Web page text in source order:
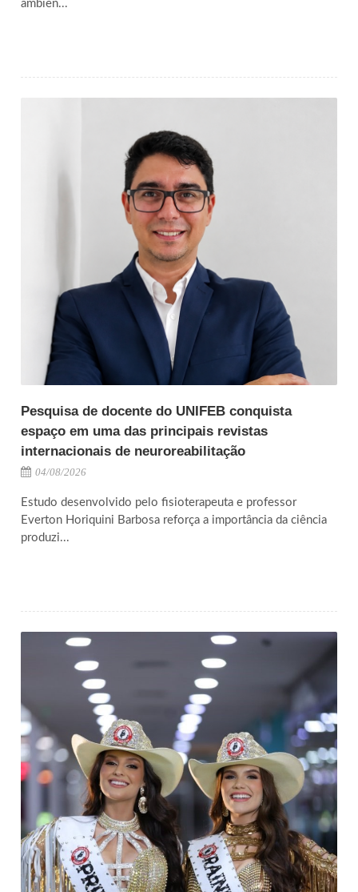
ambien...
Pesquisa de docente do UNIFEB conquista
espaço em uma das principais revistas
internacionais de neuroreabilitação
04/08/2026
Estudo desenvolvido pelo fisioterapeuta e professor
Everton Horiquini Barbosa reforça a importância da ciência
produzi...